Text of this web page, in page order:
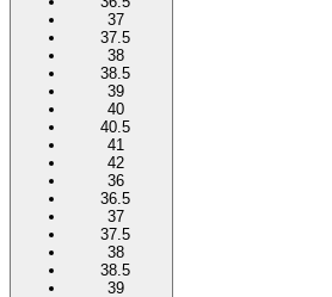
37
37.5
38
38.5
39
40
40.5
41
42
36
36.5
37
37.5
38
38.5
39